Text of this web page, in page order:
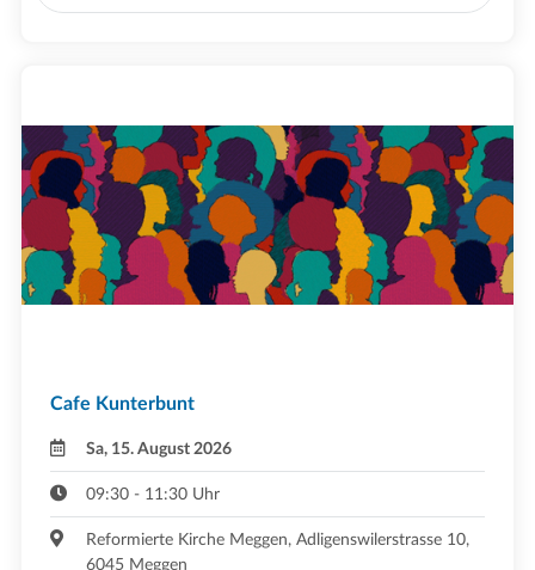
Cafe Kunterbunt
Sa, 15. August 2026
09:30 - 11:30 Uhr
Reformierte Kirche Meggen, Adligenswilerstrasse 10,
6045 Meggen